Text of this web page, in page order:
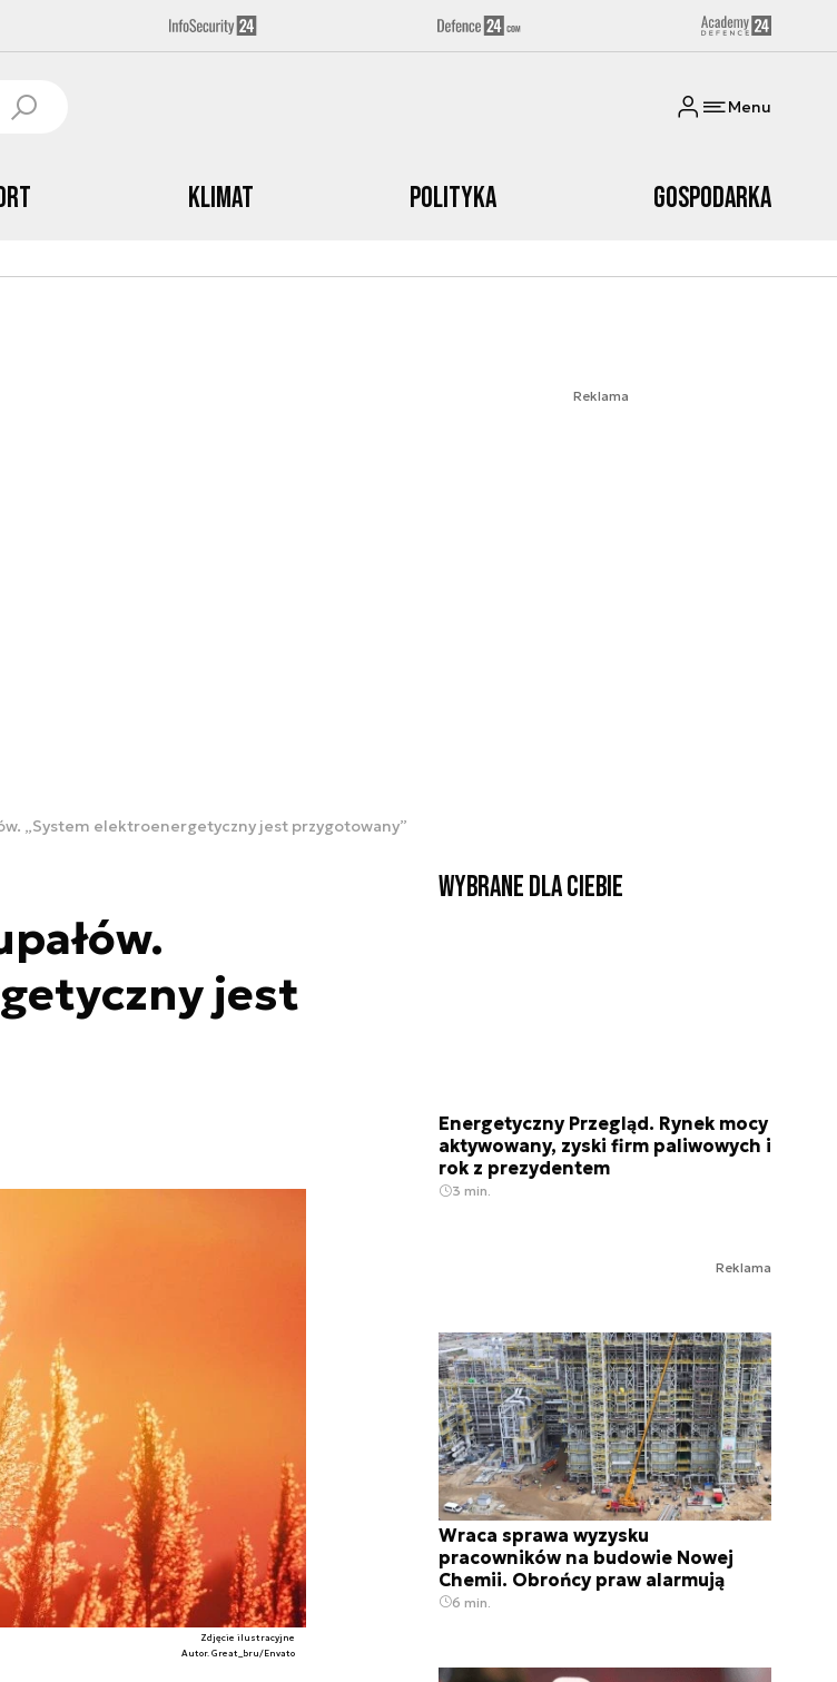
Menu
Klimat Polityka Gospodarka
Reklama
„System elektroenergetyczny jest przygotowany”
jest
Zdjęcie ilustracyjne
Autor. Great_bru/Envato
Wybrane dla Ciebie
Energetyczny Przegląd. Rynek mocy
aktywowany, zyski firm paliwowych i
rok z prezydentem
3 min.
Reklama
Wraca sprawa wyzysku
pracowników na budowie Nowej
Chemii. Obrońcy praw alarmują
6 min.